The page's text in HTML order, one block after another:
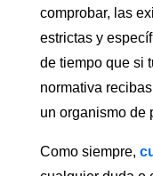
comprobar, las
estrictas y
de tiempo que si
normativa
un organismo de
Como siempre,